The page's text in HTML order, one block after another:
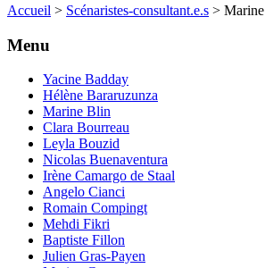
Accueil > Scénaristes-consultant.e.s >
Menu
Yacine Badday
Hélène Bararuzunza
Marine Blin
Clara Bourreau
Leyla Bouzid
Nicolas Buenaventura
Irène Camargo de Staal
Angelo Cianci
Romain Compingt
Mehdi Fikri
Baptiste Fillon
Julien Gras-Payen